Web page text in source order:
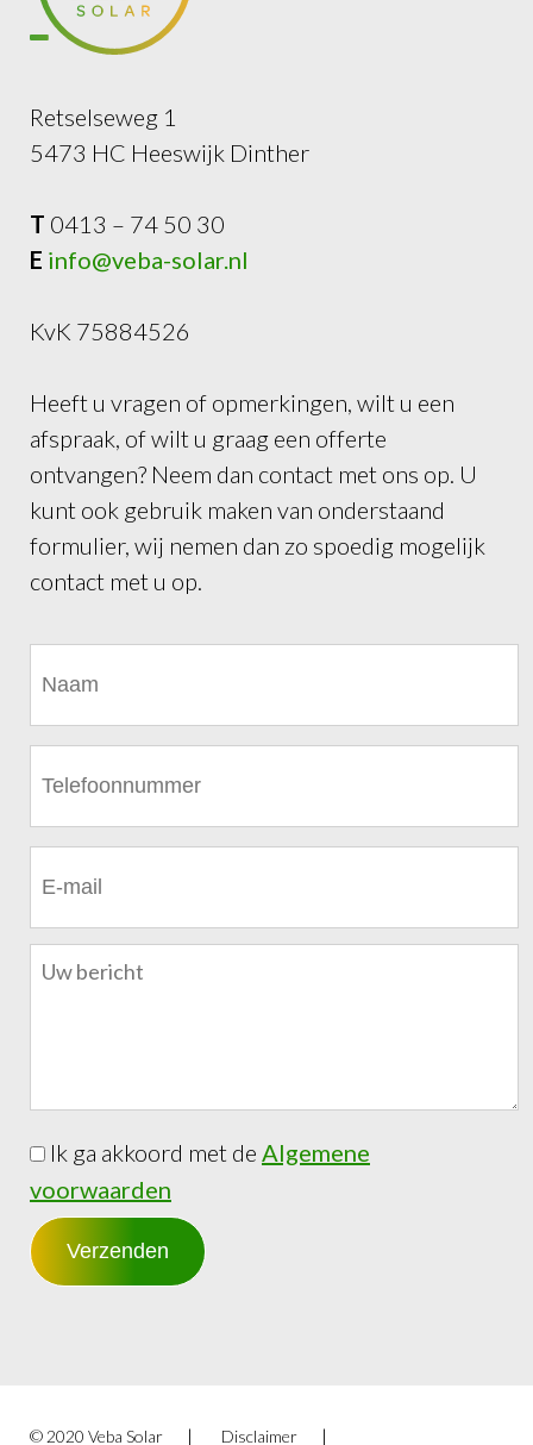
Retselseweg 1
5473 HC Heeswijk Dinther
T 0413 – 74 50 30
E info@veba-solar.nl
KvK 75884526
Heeft u vragen of opmerkingen, wilt u een
afspraak, of wilt u graag een offerte
ontvangen? Neem dan contact met ons op. U
kunt ook gebruik maken van onderstaand
formulier, wij nemen dan zo spoedig mogelijk
contact met u op.
Ik ga akkoord met de Algemene
voorwaarden
© 2020 Veba Solar Disclaimer